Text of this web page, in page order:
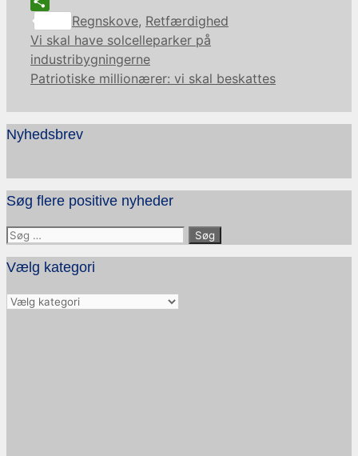
Share
Kategorier
Regnskove, Retfærdighed
Vi skal have solcelleparker på
industribygningerne
Patriotiske millionærer: vi skal beskattes
Nyhedsbrev
Søg flere positive nyheder
Søg
efter:
Vælg kategori
Vælg